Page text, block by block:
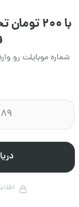
با ۲۰۰
شماره موبایلت رو